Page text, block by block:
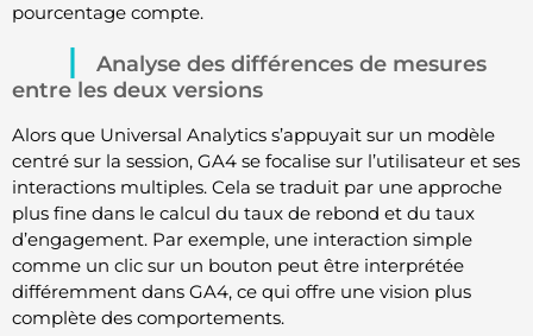
pourcentage compte.
Analyse des différences de mesures
entre les deux versions
Alors que Universal Analytics s’appuyait sur un modèle
centré sur la session, GA4 se focalise sur l’utilisateur et ses
interactions multiples. Cela se traduit par une approche
plus fine dans le calcul du taux de rebond et du taux
d’engagement. Par exemple, une interaction simple
comme un clic sur un bouton peut être interprétée
différemment dans GA4, ce qui offre une vision plus
complète des comportements.